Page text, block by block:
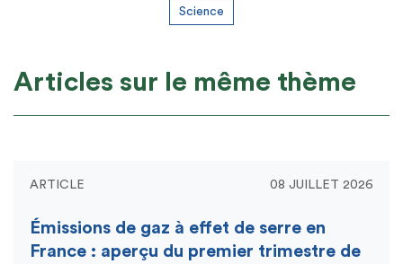
Science
Articles sur le même thème
ARTICLE 08 JUILLET 2026
Émissions de gaz à effet de serre en
France : aperçu du premier trimestre de